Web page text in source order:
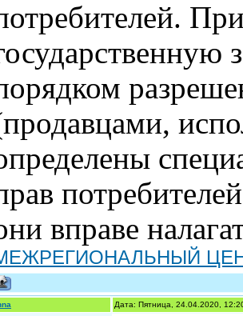
вправе
Дата: Пятница, 24.04.2020,